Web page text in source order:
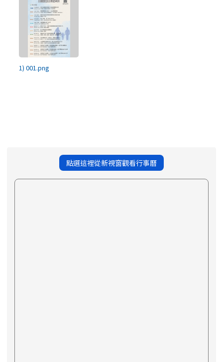
1) 001.png
點選這裡從新視窗觀看行事曆